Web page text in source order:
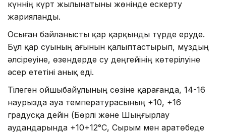
күннің күрт жылынатыны жөнінде ескерту
жарияланды.
Осыған байланысты қар қарқынды түрде еруде.
Бұл қар суының ағынын қалыптастырып, мұздың
әлсіреуіне, өзендерде су деңгейінің көтерілуіне
әсер ететіні анық еді.
Тілеген Қойшыбайұлының сөзіне қарағанда, 14-16
наурызда ауа температурасының +10, +16
градусқа дейін (Бөрлі және Шыңғырлау
аудандарында +10+12°С, Сырым мен Қаратөбеде